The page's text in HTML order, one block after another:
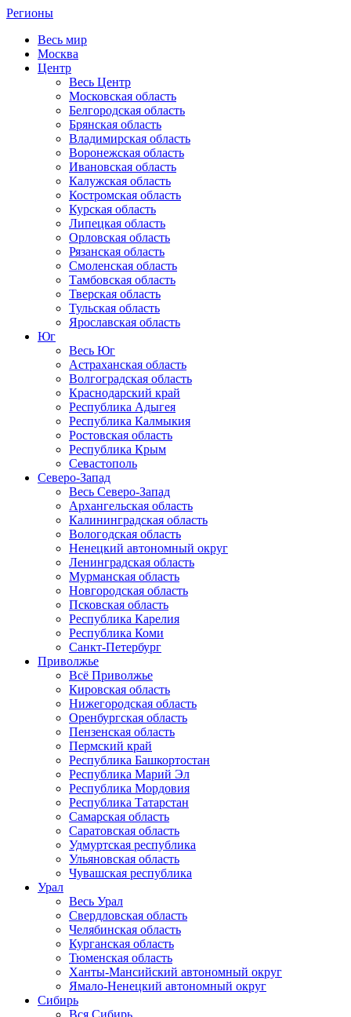
Регионы
Весь мир
Москва
Центр
Весь Центр
Московская область
Белгородская область
Брянская область
Владимирская область
Воронежская область
Ивановская область
Калужская область
Костромская область
Курская область
Липецкая область
Орловская область
Рязанская область
Смоленская область
Тамбовская область
Тверская область
Тульская область
Ярославская область
Юг
Весь Юг
Астраханская область
Волгоградская область
Краснодарский край
Республика Адыгея
Республика Калмыкия
Ростовская область
Республика Крым
Севастополь
Северо-Запад
Весь Северо-Запад
Архангельская область
Калининградская область
Вологодская область
Ненецкий автономный округ
Ленинградская область
Мурманская область
Новгородская область
Псковская область
Республика Карелия
Республика Коми
Санкт-Петербург
Приволжье
Всё Приволжье
Кировская область
Нижегородская область
Оренбургская область
Пензенская область
Пермский край
Республика Башкортостан
Республика Марий Эл
Республика Мордовия
Республика Татарстан
Самарская область
Саратовская область
Удмуртская республика
Ульяновская область
Чувашская республика
Урал
Весь Урал
Свердловская область
Челябинская область
Курганская область
Тюменская область
Ханты-Мансийский автономный округ
Ямало-Ненецкий автономный округ
Сибирь
Вся Сибирь